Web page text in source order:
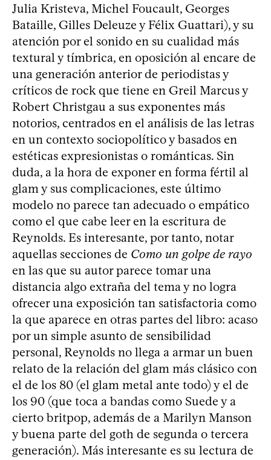
Julia Kristeva, Michel Foucault, Georges
Bataille, Gilles Deleuze y Félix Guattari), y su
atención por el sonido en su cualidad más
textural y tímbrica, en oposición al encare de
una generación anterior de periodistas y
críticos de rock que tiene en Greil Marcus y
Robert Christgau a sus exponentes más
notorios, centrados en el análisis de las letras
en un contexto sociopolítico y basados en
estéticas expresionistas o románticas. Sin
duda, a la hora de exponer en forma fértil al
glam y sus complicaciones, este último
modelo no parece tan adecuado o empático
como el que cabe leer en la escritura de
Reynolds. Es interesante, por tanto, notar
aquellas secciones de Como un golpe de rayo
en las que su autor parece tomar una
distancia algo extraña del tema y no logra
ofrecer una exposición tan satisfactoria como
la que aparece en otras partes del libro: acaso
por un simple asunto de sensibilidad
personal, Reynolds no llega a armar un buen
relato de la relación del glam más clásico con
el de los 80 (el glam metal ante todo) y el de
los 90 (que toca a bandas como Suede y a
cierto britpop, además de a Marilyn Manson
y buena parte del goth de segunda o tercera
generación). Más interesante es su lectura de